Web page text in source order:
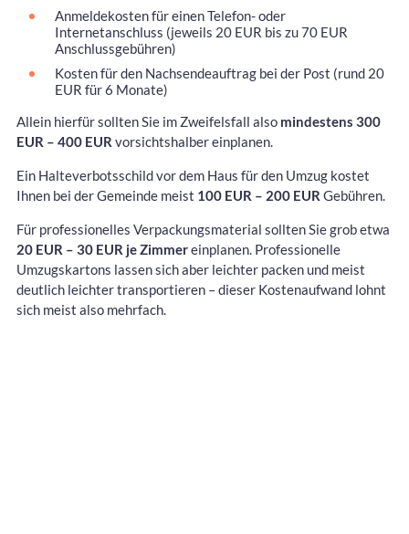
Anmeldekosten für einen Telefon- oder
Internetanschluss (jeweils 20 EUR bis zu 70 EUR
Anschlussgebühren)
Kosten für den Nachsendeauftrag bei der Post (rund 20
EUR für 6 Monate)
Allein hierfür sollten Sie im Zweifelsfall also mindestens 300
EUR – 400 EUR vorsichtshalber einplanen.
Ein Halteverbotsschild vor dem Haus für den Umzug kostet
Ihnen bei der Gemeinde meist 100 EUR – 200 EUR Gebühren.
Für professionelles Verpackungsmaterial sollten Sie grob etwa
20 EUR – 30 EUR je Zimmereinplanen. Professionelle
Umzugskartons lassen sich aber leichter packen und meist
deutlich leichter transportieren – dieser Kostenaufwand lohnt
sich meist also mehrfach.